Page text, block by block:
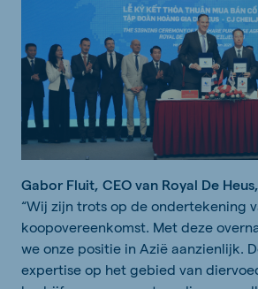
Gabor Fluit, CEO van Royal De
“Wij zijn trots op de ondertekening
koopovereenkomst. Met deze
we onze positie in Azië aanzienlijk.
expertise op het gebied van